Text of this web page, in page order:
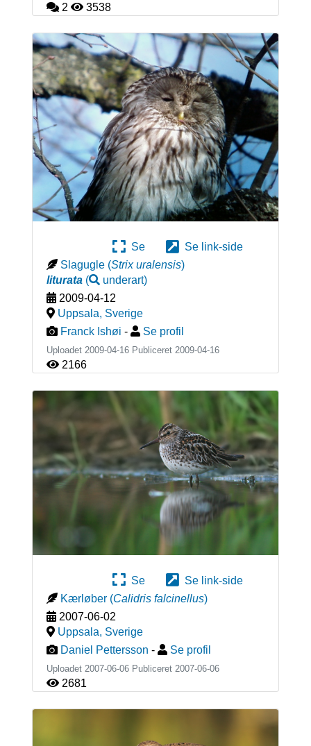
2 3538
Se
Se link-side
Slagugle (Strix uralensis)
liturata( underart)
2009-04-12
Uppsala, Sverige
Franck Ishøi - Se profil
Uploadet 2009-04-16 Publiceret 2009-04-16
2166
Se
Se link-side
Kærløber (Calidris falcinellus)
2007-06-02
Uppsala, Sverige
Daniel Pettersson - Se profil
Uploadet 2007-06-06 Publiceret 2007-06-06
2681